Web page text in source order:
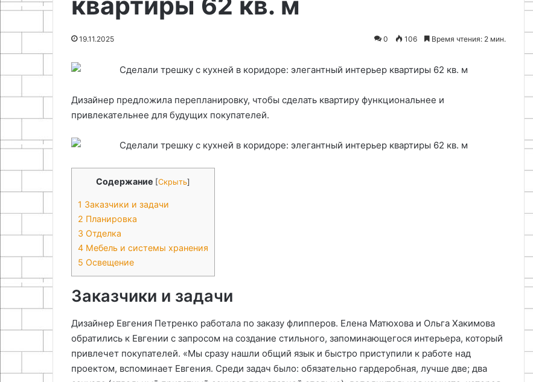
19.11.2025 0 106 Время чтения: 2 мин.
Дизайнер предложила перепланировку, чтобы сделать квартиру функциональнее и
привлекательнее для будущих покупателей.
Содержание [Скрыть]
1 Заказчики и задачи
2 Планировка
3 Отделка
4 Мебель и системы хранения
5 Освещение
Заказчики и задачи
Дизайнер Евгения Петренко работала по заказу флипперов. Елена Матюхова и Ольга Хакимова
обратились к Евгении с запросом на создание стильного, запоминающегося интерьера, который
привлечет покупателей. «Мы сразу нашли общий язык и быстро приступили к работе над
проектом, вспоминает Евгения. Среди задач было: обязательно гардеробная, лучше две; два
02.05.2026
функциональной зоны в
Как сделать жидкий пластик